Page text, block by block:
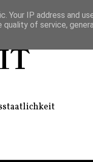
Your IP address and
of service,